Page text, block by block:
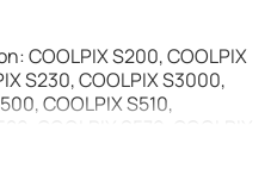
COOLPIX S200, COOLPIX
S230, COOLPIX S3000,
COOLPIX S510,
S700, COOLPIX S80.